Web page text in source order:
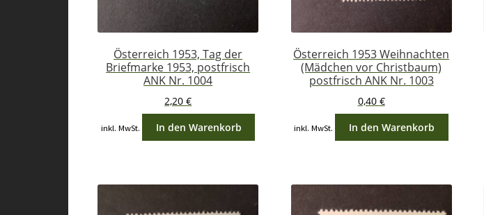
Österreich 1953, Tag der
Briefmarke 1953, postfrisch
ANK Nr. 1004
2,20€
inkl. MwSt. In den Warenkorb
Österreich 1953 Weihnachten
(Mädchen vor Christbaum)
postfrisch ANK Nr. 1003
0,40 €
inkl. MwSt. In den Warenkorb